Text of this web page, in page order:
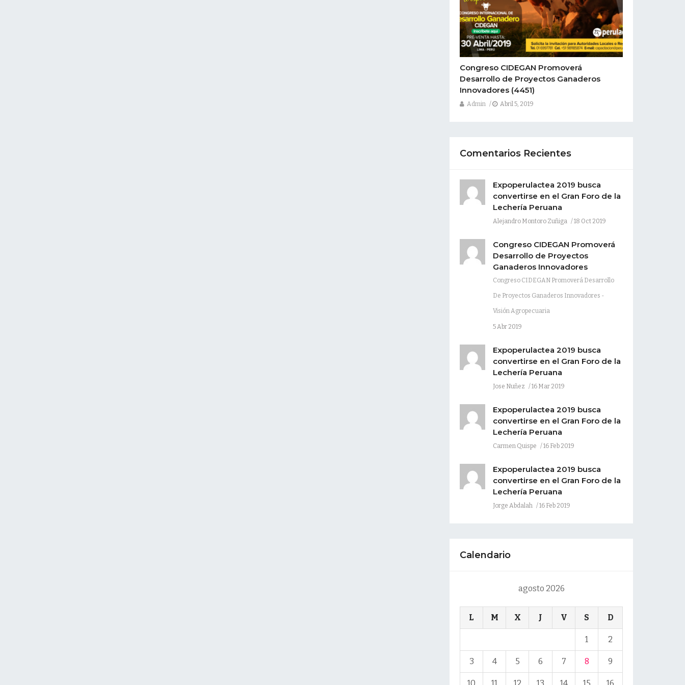
Congreso CIDEGAN Promoverá
Desarrollo de Proyectos Ganaderos
Innovadores (4451)
Admin Abril 5, 2019
Comentarios Recientes
Expoperulactea 2019 busca
convertirse en el Gran Foro de la
Lechería Peruana
Alejandro Montoro Zuñiga 18 Oct 2019
Congreso CIDEGAN Promoverá
Desarrollo de Proyectos
Ganaderos Innovadores
Congreso CIDEGAN Promoverá Desarrollo
De Proyectos Ganaderos Innovadores -
Visión Agropecuaria
5 Abr 2019
Expoperulactea 2019 busca
convertirse en el Gran Foro de la
Lechería Peruana
Jose Nuñez 16 Mar 2019
Expoperulactea 2019 busca
convertirse en el Gran Foro de la
Lechería Peruana
Carmen Quispe 16 Feb 2019
Expoperulactea 2019 busca
convertirse en el Gran Foro de la
Lechería Peruana
Jorge Abdalah 16 Feb 2019
Calendario
agosto 2026
L M X J V S D
1 2
3 4 5 6 7 8 9
10 11 12 13 14 15 16